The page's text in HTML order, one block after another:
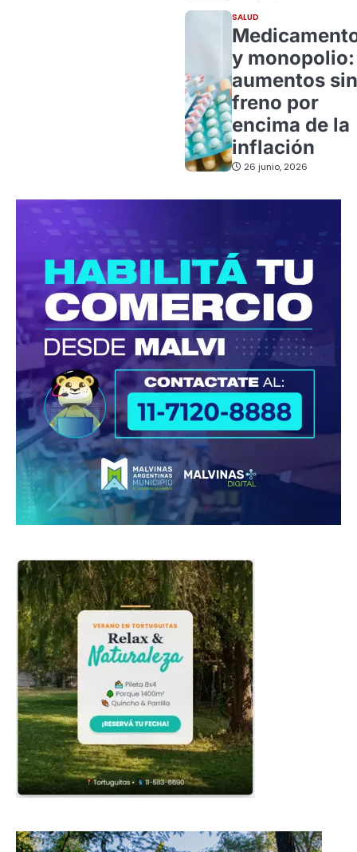
SALUD
y monopolio:
aumentos sin
freno por
encima de la
inflación
26 junio, 2026